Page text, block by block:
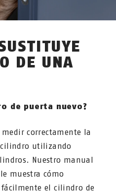
DE UNA
de puerta nuevo?
correctamente la
utilizando
Nuestro manual
muestra cómo
el cilindro de